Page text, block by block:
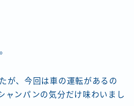
が、今回は車の運転があるの
ャンパンの気分だけ味わいまし